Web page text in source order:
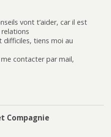
vont t’aider, car il est
difficiles, tiens moi au
contacter par mail,
Compagnie